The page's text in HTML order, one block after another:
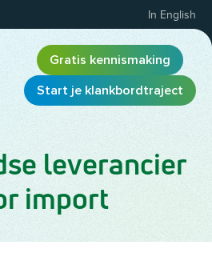
In English
Gratis kennismaking
Start je klankbordtraject
leverancier
import